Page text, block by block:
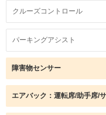
クルーズコントロール
パーキングアシスト
障害物センサー
エアバック：運転席/助手席/